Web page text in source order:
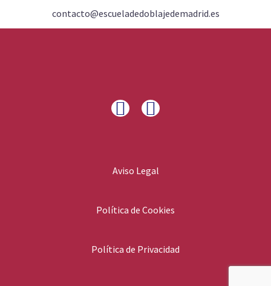
contacto@escueladedoblajedemadrid.es
Aviso Legal
Política de Cookies
Política de Privacidad